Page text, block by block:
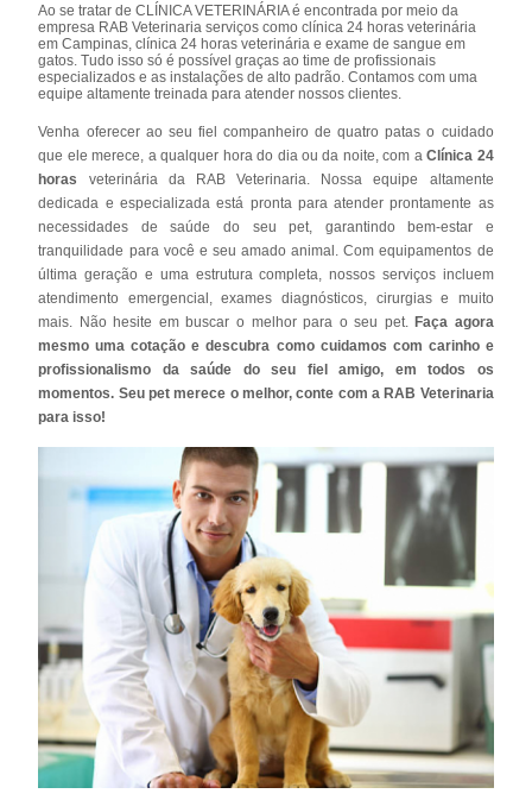
Ao se tratar de CLÍNICA VETERINÁRIA é encontrada por meio da
empresa RAB Veterinaria serviços como clínica 24 horas veterinária
em Campinas, clínica 24 horas veterinária e exame de sangue em
gatos. Tudo isso só é possível graças ao time de profissionais
especializados e as instalações de alto padrão. Contamos com uma
equipe altamente treinada para atender nossos clientes.
Venha oferecer ao seu fiel companheiro de quatro patas o cuidado
que ele merece, a qualquer hora do dia ou da noite, com aClínica 24
horas
veterinária da RAB Veterinaria. Nossa equipe altamente
dedicada e especializada está pronta para atender prontamente as
necessidades de saúde do seu pet, garantindo bem-estar e
tranquilidade para você e seu amado animal. Com equipamentos de
última geração e uma estrutura completa, nossos serviços incluem
atendimento emergencial, exames diagnósticos, cirurgias e muito
mais. Não hesite em buscar o melhor para o seu pet.Faça agora
mesmo uma cotação e descubra como cuidamos com carinho e
profissionalismo da saúde do seu fiel amigo, em todos os
momentos. Seu pet merece o melhor, conte com a RAB Veterinaria
para isso!